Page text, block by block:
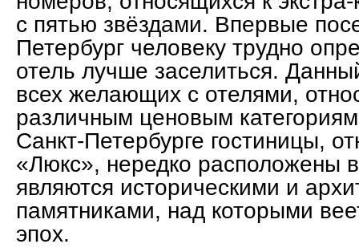
с пятью звёздами. Впервые
Петербург человеку трудно
отель лучше заселиться.
всех желающих с отелями,
различным ценовым
Санкт-Петербурге гостиницы,
«Люкс», нередко расположены
являются историческими и
памятниками, над которыми
эпох.